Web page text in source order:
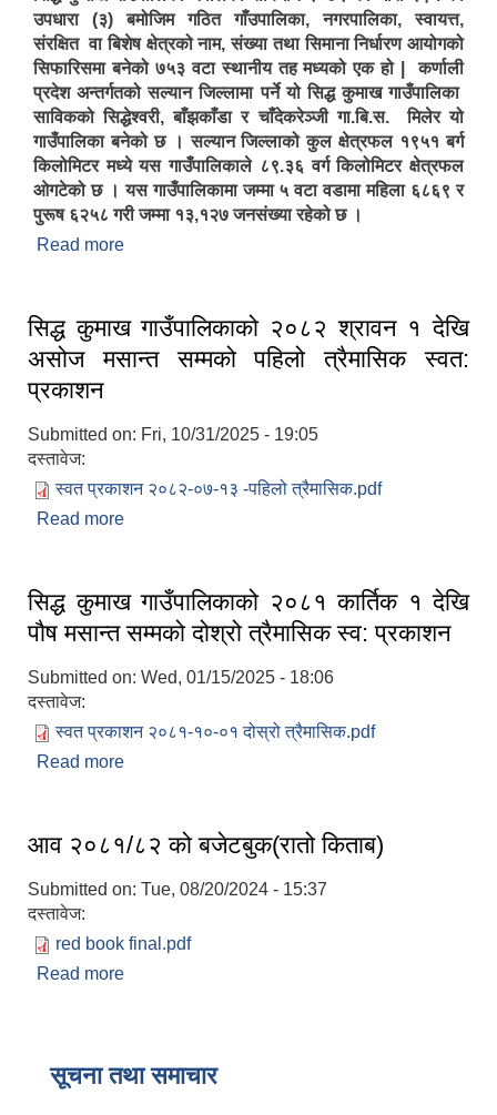
उपधारा (३) बमोजिम गठित गाँउपालिका, नगरपालिका, स्वायत्त,
संरक्षित वा बिशेष क्षेत्रको नाम, संख्या तथा सिमाना निर्धारण आयोगको
सिफारिसमा बनेको ७५३ वटा स्थानीय तह मध्यको एक हो | कर्णाली
प्रदेश अन्तर्गतको सल्यान जिल्लामा पर्ने यो सिद्ध कुमाख गाउँपालिका
साविकको सिद्धेश्वरी, बाँझकाँडा र चाँदेकरेञ्जी गा.बि.स. मिलेर यो
गाउँपालिका बनेको छ । सल्यान जिल्लाको कुल क्षेत्रफल १९५१ बर्ग
किलोमिटर मध्ये यस गाउँपालिकाले ८९.३६ वर्ग किलोमिटर क्षेत्रफल
ओगटेको छ । यस गाउँपालिकामा जम्मा ५ वटा वडामा महिला ६८६९ र
पुरूष ६२५८ गरी जम्मा १३,१२७ जनसंख्या रहेको छ ।
Read more
सिद्ध कुमाख गाउँपालिकाको २०८२ श्रावन १ देखि
असोज मसान्त सम्मको पहिलो त्रैमासिक स्वत:
प्रकाशन
Submitted on: Fri, 10/31/2025 - 19:05
दस्तावेज:
स्वत प्रकाशन २०८२-०७-१३ -पहिलो त्रैमासिक.pdf
Read more
सिद्ध कुमाख गाउँपालिकाको २०८१ कार्तिक १ देखि
पौष मसान्त सम्मको दोश्रो त्रैमासिक स्व: प्रकाशन
Submitted on: Wed, 01/15/2025 - 18:06
दस्तावेज:
स्वत प्रकाशन २०८१-१०-०१ दोस्रो त्रैमासिक.pdf
Read more
आव २०८१/८२ को बजेटबुक(रातो किताब)
Submitted on: Tue, 08/20/2024 - 15:37
दस्तावेज:
red book final.pdf
Read more
सूचना तथा समाचार